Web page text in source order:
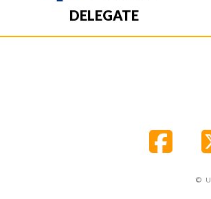
DELEGATE
©